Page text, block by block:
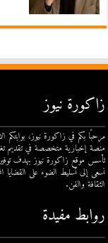
زاكورة نيوز
مرحبًا بكم في زاكورة نيوز، بوابتكم
منصة إخبارية متخصصة في تقديم
تأسس موقع زاكورة نيوز بهدف
نسعى إلى تسليط الضوء على القضايا
الثقافة والفن.
روابط مفيدة